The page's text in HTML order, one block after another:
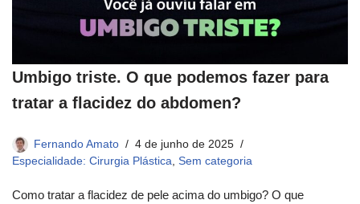
Umbigo triste. O que podemos fazer para
tratar a flacidez do abdomen?​
Fernando Amato
4 de junho de 2025
Especialidade: Cirurgia Plástica Sem categoria
Como tratar a flacidez de pele acima do umbigo? O que